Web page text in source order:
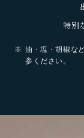
特別
油・塩・胡椒な
参ください。